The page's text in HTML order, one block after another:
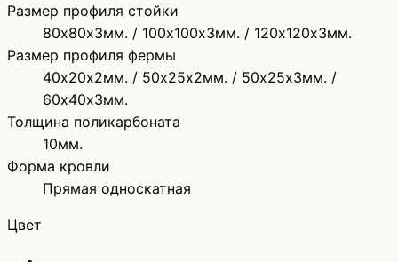
Размер профиля стойки
80х80х3мм. / 100х100х3мм. / 120х120х3мм.
Размер профиля фермы
40х20х2мм. / 50х25х2мм. / 50х25х3мм. /
60х40х3мм.
Толщина поликарбоната
10мм.
Форма кровли
Прямая односкатная
Цвет